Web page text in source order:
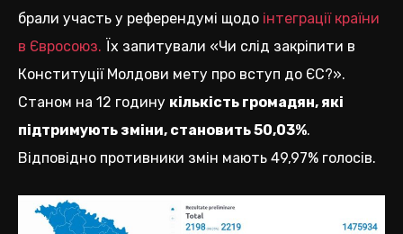
брали участь у референдумі щодо інтеграції країни
в Євросоюз. Їх запитували «Чи слід закріпити в
Конституції Молдови мету про вступ до ЄС?».
Станом на 12 годину кількість громадян, які
підтримують зміни, становить 50,03%.
Відповідно противники змін мають 49,97% голосів.